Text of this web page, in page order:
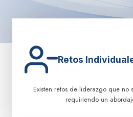
Retos
Existen retos de liderazgo que no
requiriendo un